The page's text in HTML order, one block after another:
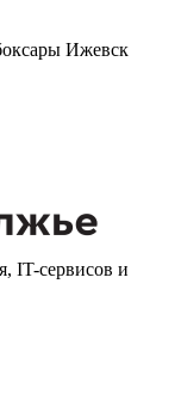
Ижевск
IT-сервисов и